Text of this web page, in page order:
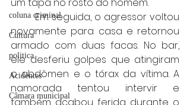
coluna criminal
Cultura
politica
Acidentes
Câmara municipal
	Em seguida, o agressor voltou
novamente para casa e retornou
armado com duas facas. No bar,
ele desferiu golpes que atingiram
o abdômen e o tórax da vítima. A
namorada tentou intervir e
também acabou ferida durante o